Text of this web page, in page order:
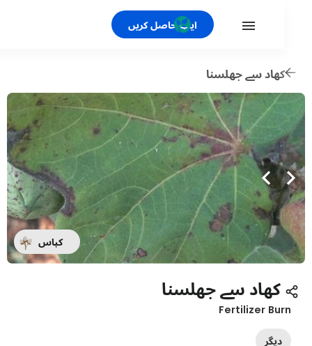
ایپ حاصل کریں
کھاد سے جھلسنا
کپاس
کھاد سے جھلسنا
Fertilizer